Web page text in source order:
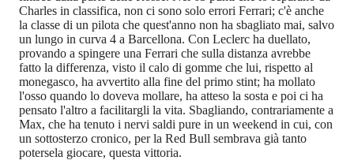
Charles in classifica, non ci sono solo errori Ferrari; c'è anche
la classe di un pilota che quest'anno non ha sbagliato mai, salvo
un lungo in curva 4 a Barcellona. Con Leclerc ha duellato,
provando a spingere una Ferrari che sulla distanza avrebbe
fatto la differenza, visto il calo di gomme che lui, rispetto al
monegasco, ha avvertito alla fine del primo stint; ha mollato
l'osso quando lo doveva mollare, ha atteso la sosta e poi ci ha
pensato l'altro a facilitargli la vita. Sbagliando, contrariamente a
Max, che ha tenuto i nervi saldi pure in un weekend in cui, con
un sottosterzo cronico, per la Red Bull sembrava già tanto
potersela giocare, questa vittoria.